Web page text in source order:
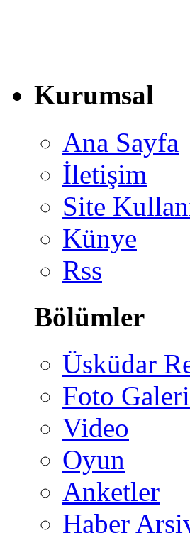
Kurumsal
Ana Sayfa
İletişim
Site
Künye
Rss
Bölümler
Üsküdar
Foto Galeri
Video
Oyun
Anketler
Haber